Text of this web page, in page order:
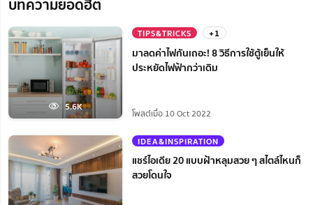
บทความยอดฮิต
5.6K
TIPS&TRICKS +1
มาลดค่าไฟกันเถอะ! 8 วิธีการใช้ตู้เย็นให้
ประหยัดไฟฟ้ากว่าเดิม
โพสต์เมื่อ 10 Oct 2022
IDEA&INSPIRATION
แชร์ไอเดีย 20 แบบฝ้าหลุมสวย ๆ สไตล์ไหนก็
สวยโดนใจ